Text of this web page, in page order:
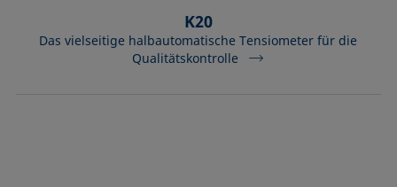
K20
Das vielseitige halbautomatische Tensiometer für die
Qualitätskontrolle